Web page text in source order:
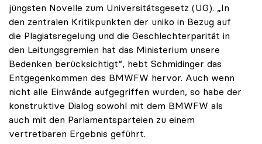
jüngsten Novelle zum Universitätsgesetz (UG). „In
den zentralen Kritikpunkten der uniko in Bezug auf
die Plagiatsregelung und die Geschlechterparität in
den Leitungsgremien hat das Ministerium unsere
Bedenken berücksichtigt“, hebt Schmidinger das
Entgegenkommen des BMWFW hervor. Auch wenn
nicht alle Einwände aufgegriffen wurden, so habe der
konstruktive Dialog sowohl mit dem BMWFW als
auch mit den Parlamentsparteien zu einem
vertretbaren Ergebnis geführt.